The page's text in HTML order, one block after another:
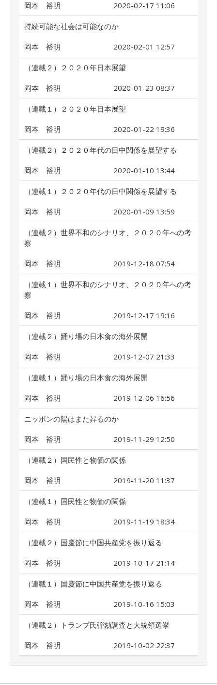
岡本 裕明 2020-02-17 11:06
持続可能な社会は可能なのか
岡本 裕明 2020-02-01 12:57
（連載２）２０２０年日本展望
岡本 裕明 2020-01-23 08:37
（連載１）２０２０年日本展望
岡本 裕明 2020-01-22 19:36
（連載２）２０２０年代の日中関係を展望する
岡本 裕明 2020-01-10 13:44
（連載１）２０２０年代の日中関係を展望する
岡本 裕明 2020-01-09 13:59
（連載２）世界不和のシナリオ、２０２０年への考
察
岡本 裕明 2019-12-18 07:54
（連載１）世界不和のシナリオ、２０２０年への考
察
岡本 裕明 2019-12-17 19:16
（連載２）踊り場の日本食の海外展開
岡本 裕明 2019-12-07 21:33
（連載１）踊り場の日本食の海外展開
岡本 裕明 2019-12-06 16:56
ニッポンの陽はまた昇るのか
岡本 裕明 2019-11-29 12:50
（連載２）国民性と物価の関係
岡本 裕明 2019-11-20 11:37
（連載１）国民性と物価の関係
岡本 裕明 2019-11-19 18:34
（連載２）国慶節に中国共産党を振り返る
岡本 裕明 2019-10-17 21:14
（連載１）国慶節に中国共産党を振り返る
岡本 裕明 2019-10-16 15:03
（連載２）トランプ氏弾劾調査と大統領選挙
岡本 裕明 2019-10-02 22:37